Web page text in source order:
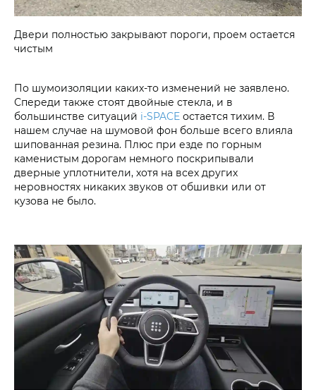
Двери полностью закрывают пороги, проем остается
чистым
По шумоизоляции каких-то изменений не заявлено.
Спереди также стоят двойные стекла, и в
большинстве ситуаций i‑SPACE остается тихим. В
нашем случае на шумовой фон больше всего влияла
шипованная резина. Плюс при езде по горным
каменистым дорогам немного поскрипывали
дверные уплотнители, хотя на всех других
неровностях никаких звуков от обшивки или от
кузова не было.